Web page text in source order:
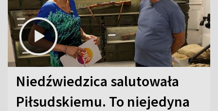
Niedźwiedzica salutowała
Piłsudskiemu. To niejedyna